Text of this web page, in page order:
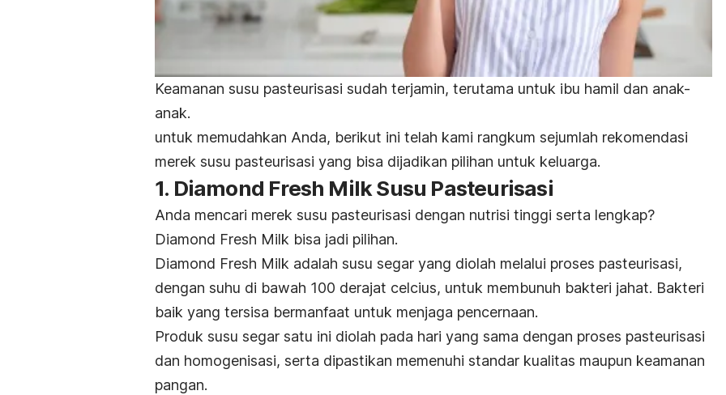
Keamanan susu pasteurisasi sudah terjamin, terutama untuk ibu hamil dan anak-
anak.
untuk memudahkan Anda, berikut ini telah kami rangkum sejumlah rekomendasi
merek susu pasteurisasi yang bisa dijadikan pilihan untuk keluarga.
1. Diamond Fresh Milk Susu Pasteurisasi
Anda mencari merek susu pasteurisasi dengan nutrisi tinggi serta lengkap?
Diamond Fresh Milk bisa jadi pilihan.
Diamond Fresh Milk adalah susu segar yang diolah melalui proses pasteurisasi,
dengan suhu di bawah 100 derajat celcius, untuk membunuh bakteri jahat. Bakteri
baik yang tersisa bermanfaat untuk menjaga pencernaan.
Produk susu segar satu ini diolah pada hari yang sama dengan proses pasteurisasi
dan homogenisasi, serta dipastikan memenuhi standar kualitas maupun keamanan
pangan.